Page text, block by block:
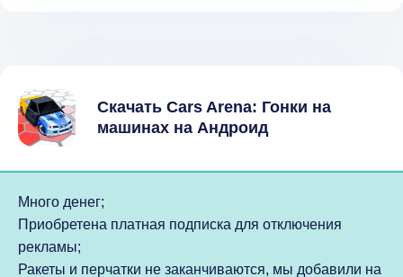
Скачать Cars Arena: Гонки на
машинах на Андроид
Много денег;
Приобретена платная подписка для отключения
рекламы;
Ракеты и перчатки не заканчиваются, мы добавили на